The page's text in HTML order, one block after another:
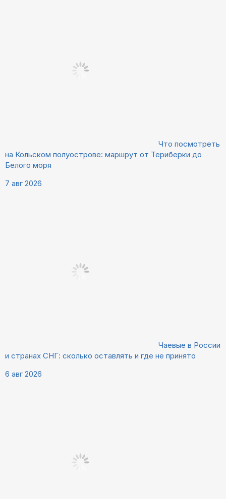
Что посмотреть
на Кольском полуострове: маршрут от Териберки до
Белого моря
7 авг 2026
Чаевые в России
и странах СНГ: сколько оставлять и где не принято
6 авг 2026